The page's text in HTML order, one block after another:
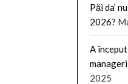
Păi da’
2026?
A
2025